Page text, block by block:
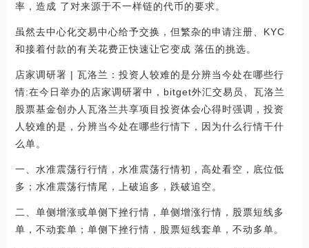
率，造成 了对来源于不一样链的代币的要求。
虽然去中心化交易中心给予交换，但繁杂的申请注册、KYC
和接着付款的有关花费正快速让它变成 落伍的挑选。
店家调研署 | 瓦洛兰：投资人较难的是分辨当今处在哪些行
情:在今日举办的店家调研署中，bitget外汇交易员、瓦洛兰
股票基金创办人瓦洛兰共享项目投资体会心得时强调，投资
人较难的是，分辨当今处在哪些行情下，因为什么行情干什
么单。
一、水准震荡行行情，水准震荡行情初，高处看空，底位低
多；水准震荡行情尾，上破追多，跌破追空。
二、单侧增涨或单侧下挫行情，单侧增涨行情，股票短线多
单，不动套单；单侧下挫行情，股票短线套单，不动多单。